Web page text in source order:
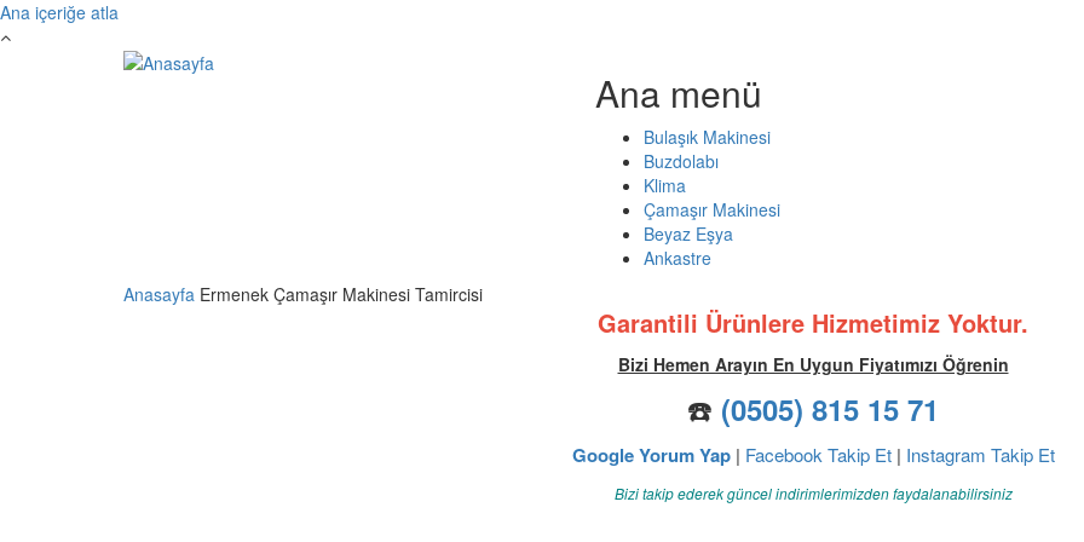
Ana içeriğe atla
Ana menü
Bulaşık Makinesi
Buzdolabı
Klima
Çamaşır Makinesi
Beyaz Eşya
Ankastre
Anasayfa Ermenek Çamaşır Makinesi Tamircisi
Garantili Ürünlere Hizmetimiz Yoktur.
Bizi Hemen Arayın En Uygun Fiyatımızı Öğrenin
☎️ (0505) 815 15 71
Google Yorum Yap| Facebook Takip Et| Instagram Takip Et
Bizi takip ederek güncel indirimlerimizden faydalanabilirsiniz